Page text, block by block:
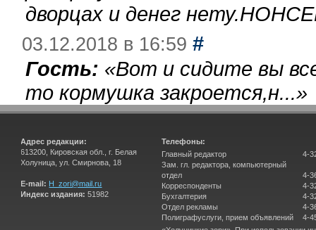
дворцах и денег
03.12.2018 в 16:59 #
Гость: «Вот и сидите вы
то кормушка закроется,н...»
Адрес редакции:
613200, Кировская обл., г. Белая
Холуница, ул. Смирнова, 18
E-mail: H_zori@mail.ru
Индекс издания: 51982
Телефоны:
Главный редактор
Зам. гл. редактора, компьютерный
отдел
Корреспонденты
Бухгалтерия
Отдел рекламы
Полиграфуслуги, прием объявлений
4-
4-
4-
4-
4-
4-